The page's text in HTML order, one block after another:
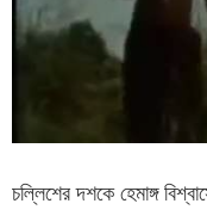
চল্লিশের দশকে হেমাঙ্গ